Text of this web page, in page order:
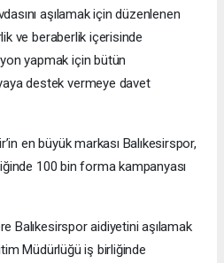
aşılamak için düzenlenen
ve beraberlik içerisinde
yapmak için bütün
destek vermeye davet
en büyük markası Balıkesirspor,
100 bin forma kampanyası
Balıkesirspor aidiyetini aşılamak
Müdürlüğü iş birliğinde